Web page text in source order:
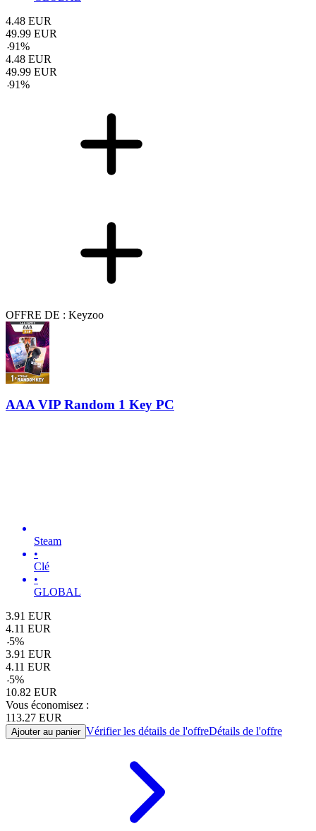
4.48 EUR
49.99 EUR
-91%
4.48 EUR
49.99 EUR
-91%
OFFRE DE : Keyzoo
AAA VIP Random 1 Key PC
Steam
•
Clé
•
GLOBAL
3.91 EUR
4.11 EUR
-5%
3.91 EUR
4.11 EUR
-5%
10.82 EUR
Vous économisez :
113.27 EUR
Ajouter au panier Vérifier les détails de l'offreDétails de l'offre